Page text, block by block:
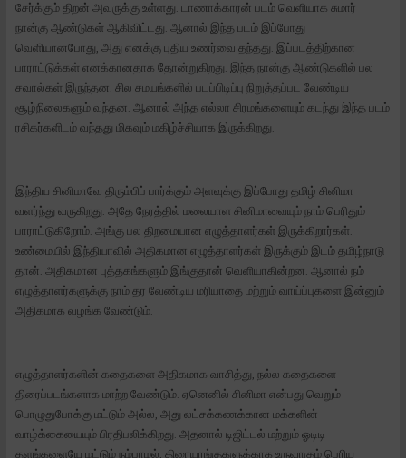
சேர்க்கும் திறன் அவருக்கு உள்ளது. டாணாக்காரன் படம் வெளியாக சுமார்
நான்கு ஆண்டுகள் ஆகிவிட்டது. ஆனால் இந்த படம் இப்போது
வெளியானபோது, அது எனக்கு புதிய உணர்வை தந்தது. இப்படத்திற்கான
பாராட்டுக்கள் எனக்கானதாக தோன்றுகிறது. இந்த நான்கு ஆண்டுகளில் பல
சவால்கள் இருந்தன. சில சமயங்களில் படப்பிடிப்பு நிறுத்தப்பட வேண்டிய
சூழ்நிலைகளும் வந்தன. ஆனால் அந்த எல்லா சிரமங்களையும் கடந்து இந்த படம்
ரசிகர்களிடம் வந்தது மிகவும் மகிழ்ச்சியாக இருக்கிறது.
இந்திய சினிமாவே திரும்பிப் பார்க்கும் அளவுக்கு இப்போது தமிழ் சினிமா
வளர்ந்து வருகிறது. அதே நேரத்தில் மலையாள சினிமாவையும் நாம் பெரிதும்
பாராட்டுகிறோம். அங்கு பல திறமையான எழுத்தாளர்கள் இருக்கிறார்கள்.
உண்மையில் இந்தியாவில் அதிகமான எழுத்தாளர்கள் இருக்கும் இடம் தமிழ்நாடு
தான். அதிகமான புத்தகங்களும் இங்குதான் வெளியாகின்றன. ஆனால் நம்
எழுத்தாளர்களுக்கு நாம் தர வேண்டிய மரியாதை மற்றும் வாய்ப்புகளை இன்னும்
அதிகமாக வழங்க வேண்டும்.
எழுத்தாளர்களின் கதைகளை அதிகமாக வாசித்து, நல்ல கதைகளை
திரைப்படங்களாக மாற்ற வேண்டும். ஏனெனில் சினிமா என்பது வெறும்
பொழுதுபோக்கு மட்டும் அல்ல, அது லட்சக்கணக்கான மக்களின்
வாழ்க்கையையும் பிரதிபலிக்கிறது. அதனால் டிஜிட்டல் மற்றும் ஓடிடி
தளங்களையே மட்டும் நம்பாமல், திரையரங்குகளுக்காக உருவாகும் பெரிய